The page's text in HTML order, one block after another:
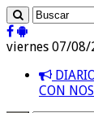
viernes 07/08/
CON